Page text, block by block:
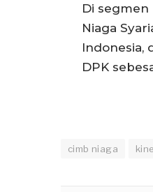
Di segmen
Niaga
Indonesia,
DPK
cimb niaga